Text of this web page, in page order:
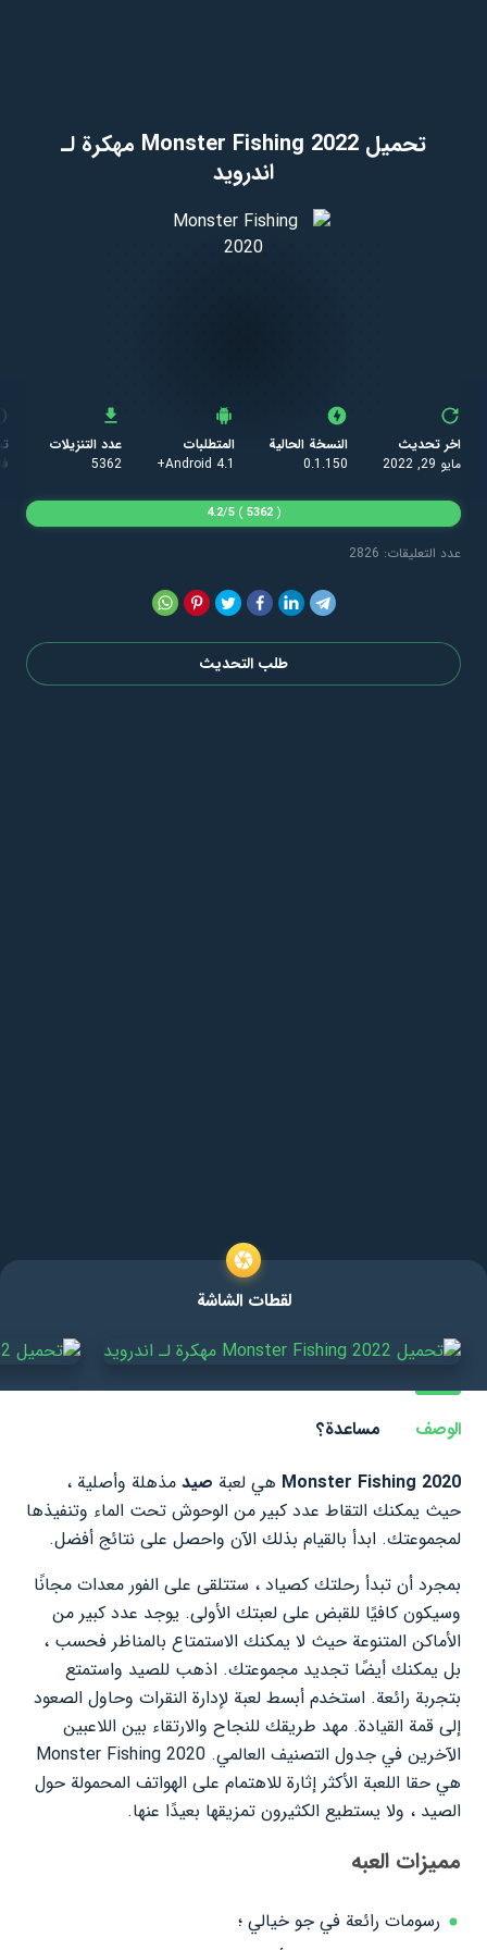
تحميل Monster Fishing 2022 مهكرة لـ
اندرويد
اخر تحديث
مايو 29, 2022
النسخة الحالية
0.1.150
المتطلبات
Android 4.1+
عدد التنزيلات
5362
عدد التعليقات: 2826
(
5362
)
4.2/5
طلب التحديث
لقطات الشاشة
الوصف
مساعدة؟
Monster Fishing 2020 هي لعبة صيد مذهلة وأصلية ،
حيث يمكنك التقاط عدد كبير من الوحوش تحت الماء وتنفيذها
لمجموعتك. ابدأ بالقيام بذلك الآن واحصل على نتائج أفضل.
بمجرد أن تبدأ رحلتك كصياد ، ستتلقى على الفور معدات مجانًا
وسيكون كافيًا للقبض على لعبتك الأولى. يوجد عدد كبير من
الأماكن المتنوعة حيث لا يمكنك الاستمتاع بالمناظر فحسب ،
بل يمكنك أيضًا تجديد مجموعتك. اذهب للصيد واستمتع
بتجربة رائعة. استخدم أبسط لعبة لإدارة النقرات وحاول الصعود
إلى قمة القيادة. مهد طريقك للنجاح والارتقاء بين اللاعبين
الآخرين في جدول التصنيف العالمي. Monster Fishing 2020
هي حقا اللعبة الأكثر إثارة للاهتمام على الهواتف المحمولة حول
الصيد ، ولا يستطيع الكثيرون تمزيقها بعيدًا عنها.
مميزات العبه
رسومات رائعة في جو خيالي ؛